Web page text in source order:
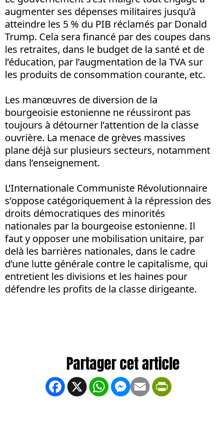
augmenter ses dépenses militaires jusqu’à
atteindre les 5 % du PIB réclamés par Donald
Trump. Cela sera financé par des coupes dans
les retraites, dans le budget de la santé et de
l’éducation, par l’augmentation de la TVA sur
les produits de consommation courante, etc.
Les manœuvres de diversion de la
bourgeoisie estonienne ne réussiront pas
toujours à détourner l’attention de la classe
ouvrière. La menace de grèves massives
plane déjà sur plusieurs secteurs, notamment
dans l’enseignement.
L’Internationale Communiste Révolutionnaire
s’oppose catégoriquement à la répression des
droits démocratiques des minorités
nationales par la bourgeoise estonienne. Il
faut y opposer une mobilisation unitaire, par
delà les barrières nationales, dans le cadre
d’une lutte générale contre le capitalisme, qui
entretient les divisions et les haines pour
défendre les profits de la classe dirigeante.
Facebook
X WhatsApp
Messenger
Email